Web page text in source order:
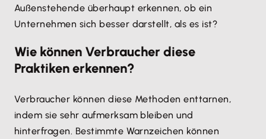
Außenstehende überhaupt erkennen, ob ein
Unternehmen sich besser darstellt, als es ist?
Wie können Verbraucher diese
Praktiken erkennen?
Verbraucher können diese Methoden enttarnen,
indem sie sehr aufmerksam bleiben und
hinterfragen. Bestimmte Warnzeichen können